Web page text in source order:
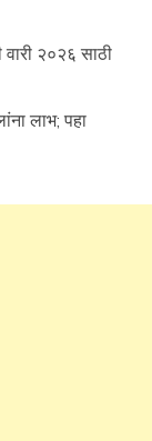
२०२६ साठी
लाभ; पहा